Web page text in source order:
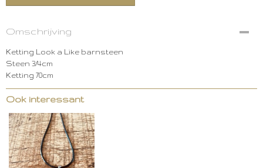
Omschrijving
Ketting Look a Like barnsteen
Steen 3/4cm
Ketting 70cm
Ook interessant